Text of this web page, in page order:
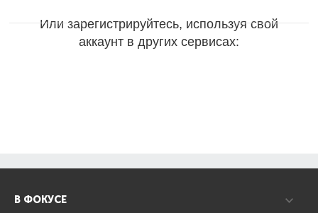
Или зарегистрируйтесь, используя свой
аккаунт в других сервисах:
В ФОКУСЕ